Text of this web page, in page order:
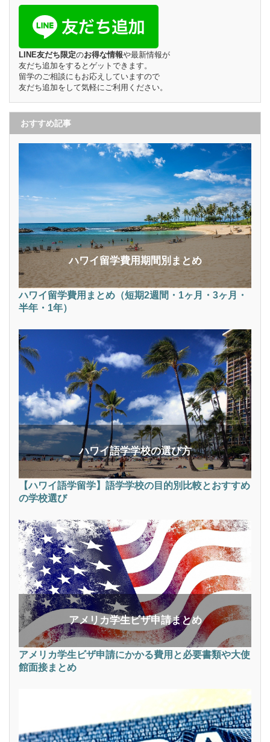
LINE友だち限定のお得な情報や最新情報が
友だち追加をするとゲットできます。
留学のご相談にもお応えしていますので
友だち追加をして気軽にご利用ください。
おすすめ記事
ハワイ留学費用期間別まとめ
ハワイ留学費用まとめ（短期2週間・1ヶ月・3ヶ月・
半年・1年）
ハワイ語学学校の選び方
【ハワイ語学留学】語学学校の目的別比較とおすすめ
の学校選び
アメリカ学生ビザ申請まとめ
アメリカ学生ビザ申請にかかる費用と必要書類や大使
館面接まとめ